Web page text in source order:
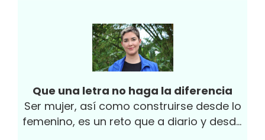
Que una letra no haga la diferencia
Ser mujer, así como construirse desde lo
femenino, es un reto que a diario y desde